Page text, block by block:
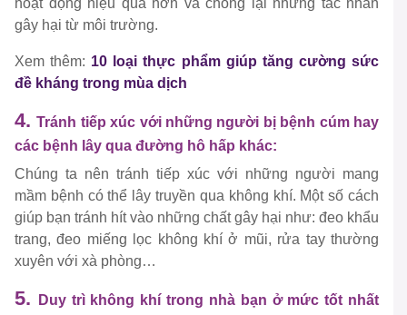
hoạt động hiệu quả hơn và chống lại những tác nhân
gây hại từ môi trường.
Xem thêm: 10 loại thực phẩm giúp tăng cường sức
đề kháng trong mùa dịch
4.Tránh tiếp xúc với những người bị bệnh cúm hay
các bệnh lây qua đường hô hấp khác:
Chúng ta nên tránh tiếp xúc với những người mang
mầm bệnh có thể lây truyền qua không khí. Một số cách
giúp bạn tránh hít vào những chất gây hại như: đeo khẩu
trang, đeo miếng lọc không khí ở mũi, rửa tay thường
xuyên với xà phòng…
5.
Duy trì không khí trong nhà bạn ở mức tốt nhất